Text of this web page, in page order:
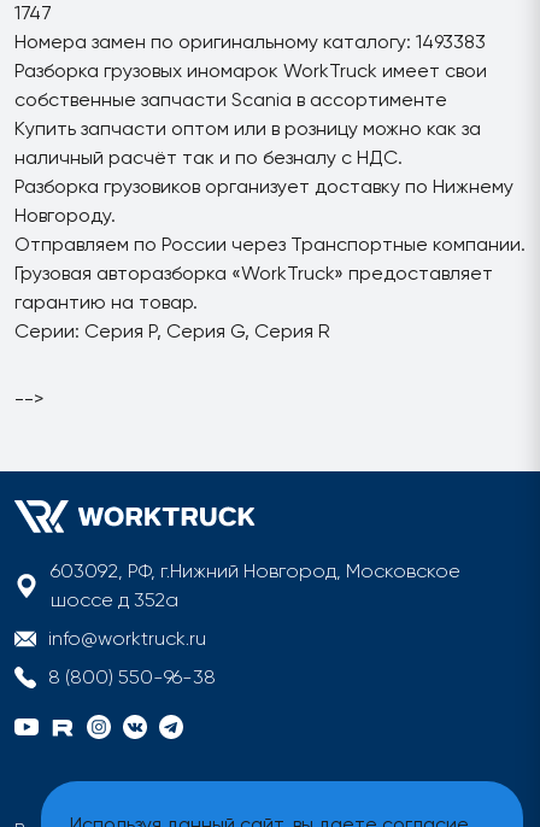
1747
Номера замен по оригинальному каталогу: 1493383
Разборка грузовых иномарок WorkTruck имеет свои
собственные запчасти Scania в ассортименте
Купить запчасти оптом или в розницу можно как за
наличный расчёт так и по безналу с НДС.
Разборка грузовиков организует доставку по Нижнему
Новгороду.
Отправляем по России через Транспортные компании.
Грузовая авторазборка «WorkTruck» предоставляет
гарантию на товар.
Серии: Серия P, Серия G, Серия R
-->
603092, РФ, г.Нижний Новгород, Московское
шоссе д 352а
info@worktruck.ru
8 (800) 550-96-38